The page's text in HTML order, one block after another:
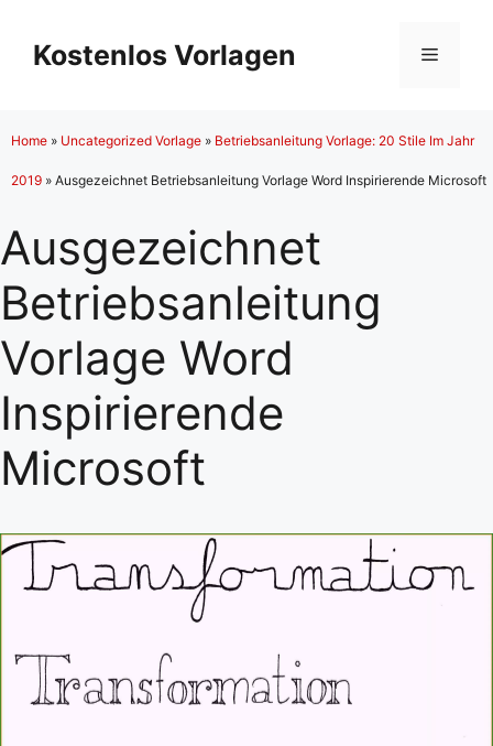
Inhalt
springen
Kostenlos Vorlagen Menü
Home » Uncategorized Vorlage » Betriebsanleitung Vorlage: 20 Stile Im Jahr
2019 » Ausgezeichnet Betriebsanleitung Vorlage Word Inspirierende Microsoft
Ausgezeichnet
Betriebsanleitung
Vorlage Word
Inspirierende
Microsoft